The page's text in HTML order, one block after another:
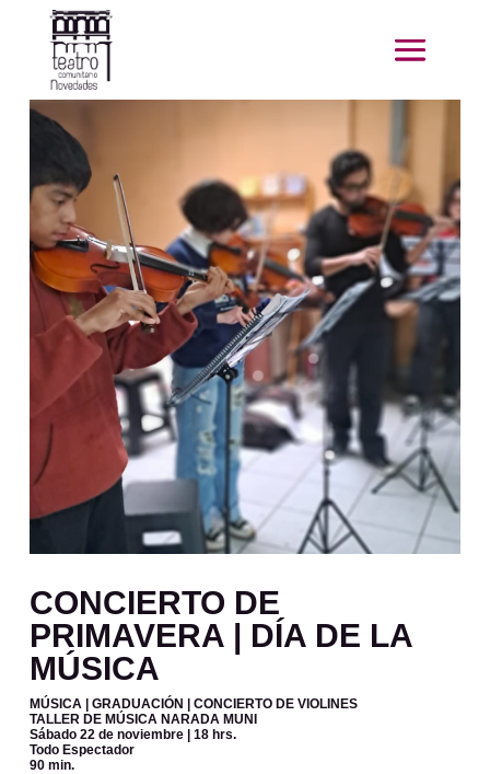
CONCIERTO DE
PRIMAVERA | DÍA DE LA
MÚSICA
MÚSICA | GRADUACIÓN | CONCIERTO DE VIOLINES
TALLER DE MÚSICA NARADA MUNI
Sábado 22 de noviembre| 18 hrs.
Todo Espectador
90 min.